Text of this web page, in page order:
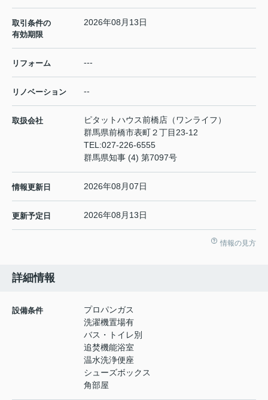
取引条件の
有効期限
2026年08月13日
リフォーム ---
リノベーション --
取扱会社
ピタットハウス前橋店（ワンライフ）
群馬県前橋市表町２丁目23-12
TEL:027-226-6555
群馬県知事 (4) 第7097号
情報更新日 2026年08月07日
更新予定日 2026年08月13日
情報の見方
詳細情報
設備条件
プロパンガス
洗濯機置場有
バス・トイレ別
追焚機能浴室
温水洗浄便座
シューズボックス
角部屋